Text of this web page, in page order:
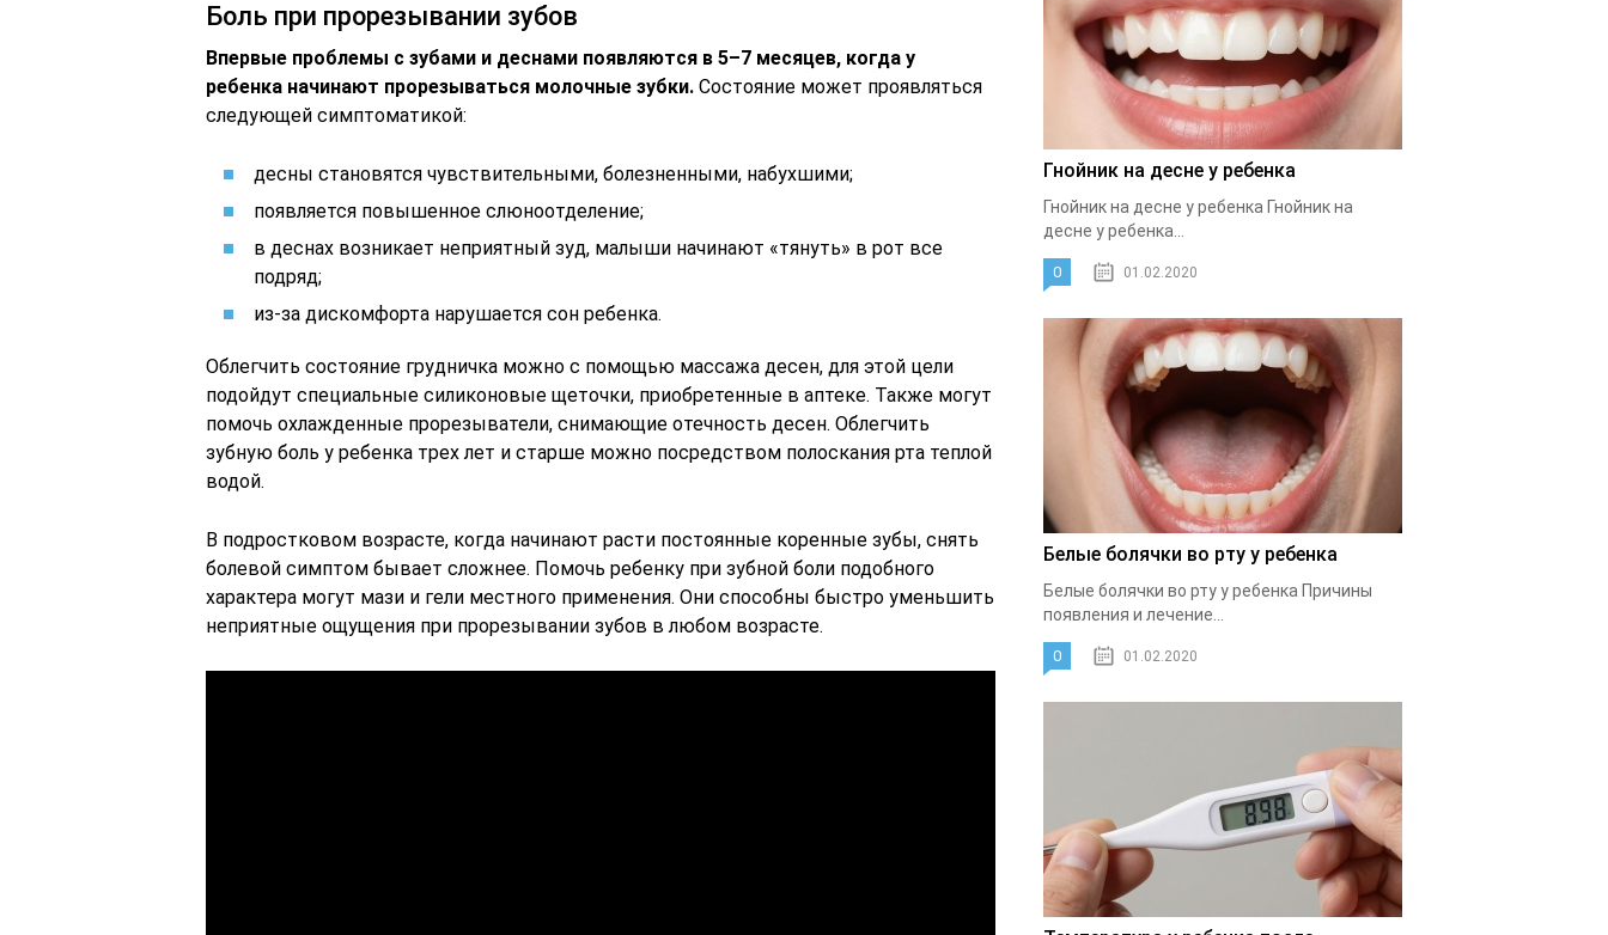
Боль при прорезывании зубов
Впервые проблемы с зубами и деснами появляются в 5–7 месяцев, когда у
ребенка начинают прорезываться молочные зубки. Состояние может проявляться
следующей симптоматикой:
десны становятся чувствительными, болезненными, набухшими;
появляется повышенное слюноотделение;
в деснах возникает неприятный зуд, малыши начинают «тянуть» в рот все
подряд;
из-за дискомфорта нарушается сон ребенка.
Облегчить состояние грудничка можно с помощью массажа десен, для этой цели
подойдут специальные силиконовые щеточки, приобретенные в аптеке. Также могут
помочь охлажденные прорезыватели, снимающие отечность десен. Облегчить
зубную боль у ребенка трех лет и старше можно посредством полоскания рта теплой
водой.
В подростковом возрасте, когда начинают расти постоянные коренные зубы, снять
болевой симптом бывает сложнее. Помочь ребенку при зубной боли подобного
характера могут мази и гели местного применения. Они способны быстро уменьшить
неприятные ощущения при прорезывании зубов в любом возрасте.
Гнойник на десне у ребенка
Гнойник на десне у ребенка Гнойник на
десне у ребенка...
0 01.02.2020
Белые болячки во рту у ребенка
Белые болячки во рту у ребенка Причины
появления и лечение...
0 01.02.2020